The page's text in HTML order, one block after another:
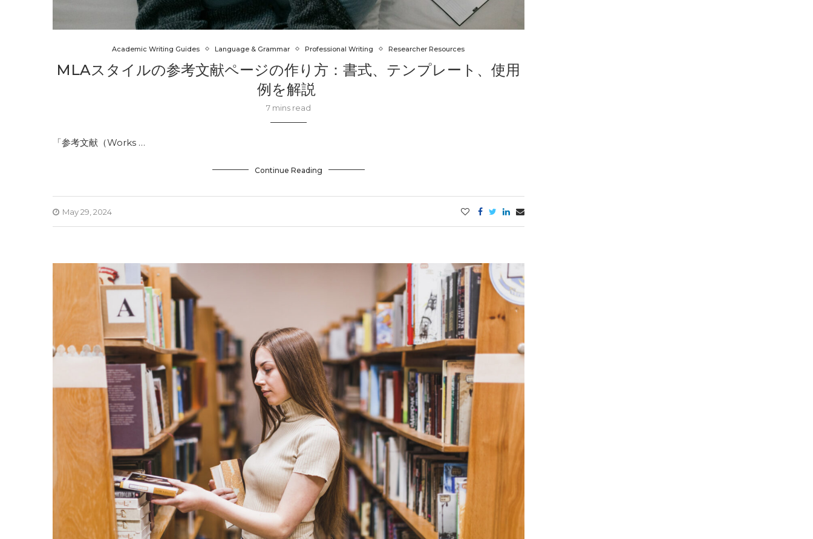
Academic Writing Guides Language & Grammar Professional Writing Researcher Resources
MLAスタイルの参考文献ページの作り方：書式、テンプレート、使用
例を解説
7 mins read
「参考文献（Works …
Continue Reading
May 29, 2024